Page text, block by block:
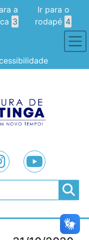
a
3
Ir para o
rodapé 4